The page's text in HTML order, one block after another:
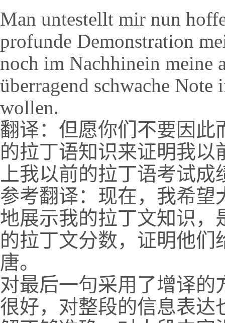
Man untestellt mir nun
profunde Demonstration
noch im Nachhinein meine
überragend schwache Note
wollen.
翻译：但愿你们不要因此
的拉丁语知识来证明我
上我以前的拉丁语考试
参考翻译：现在，我希望
地展示我的拉丁文知识，
的拉丁文分数，证明他
唐。
对最后一句采用了增译
很好，对整段的信息表达